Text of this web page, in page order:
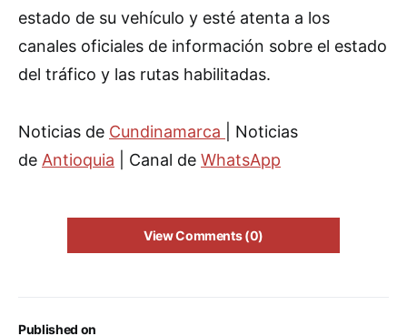
Published on
estado de su vehículo y esté atenta a los
canales oficiales de información sobre el estado
del tráfico y las rutas habilitadas.
Noticias de Cundinamarca
| Noticias
de Antioquia | Canal de WhatsApp
View Comments (0)